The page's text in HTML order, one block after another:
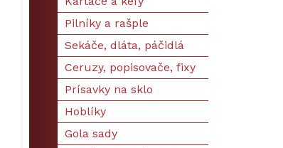
Pilníky a rašple
Sekáče, dláta, páčidlá
Ceruzy, popisovače, fixy
Prísavky na sklo
Hoblíky
Gola sady